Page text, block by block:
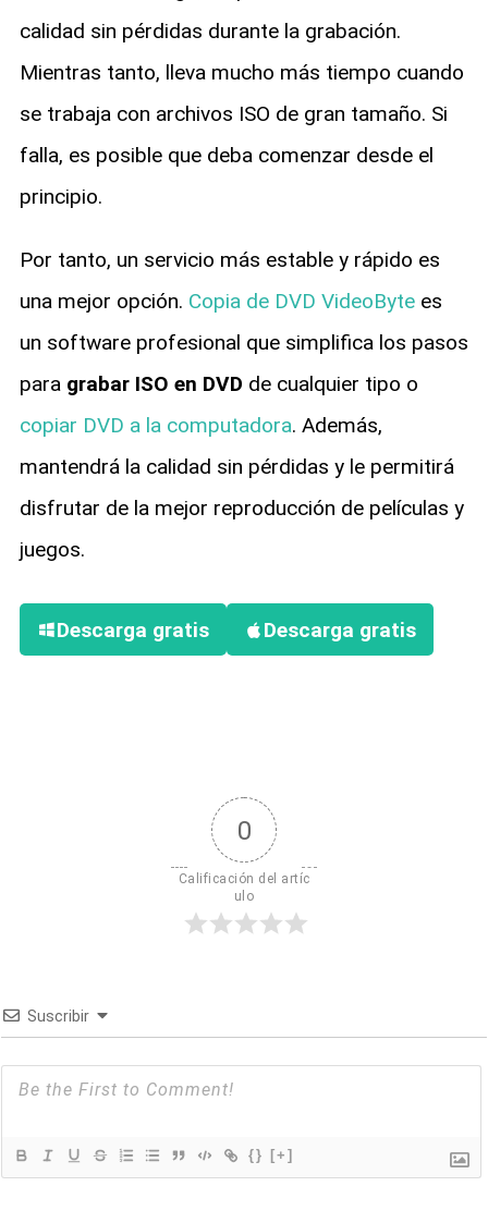
calidad sin pérdidas durante la grabación.
Mientras tanto, lleva mucho más tiempo cuando
se trabaja con archivos ISO de gran tamaño. Si
falla, es posible que deba comenzar desde el
principio.
Por tanto, un servicio más estable y rápido es
una mejor opción. Copia de DVD VideoBytees
un software profesional que simplifica los pasos
para grabar ISO en DVD de cualquier tipo o
copiar DVD a la computadora. Además,
mantendrá la calidad sin pérdidas y le permitirá
disfrutar de la mejor reproducción de películas y
juegos.
Descarga gratis Descarga gratis
0
Calificación del artíc
ulo
Suscribir
{} [+]